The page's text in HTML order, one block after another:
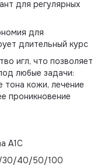
для регулярных
для
длительный курс
игл, что позволяет
любые задачи:
тона кожи, лечение
проникновение
A1C
30/40/50/100